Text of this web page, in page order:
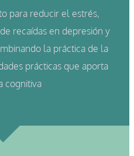
para reducir el estrés,
recaídas en depresión y
la práctica de la
prácticas que aporta
cognitiva